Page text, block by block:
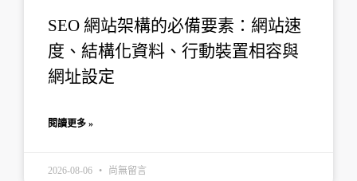
SEO 網站架構的必備要素：網站速
度、結構化資料、行動裝置相容與
網址設定
閱讀更多 »
2026-08-06 尚無留言